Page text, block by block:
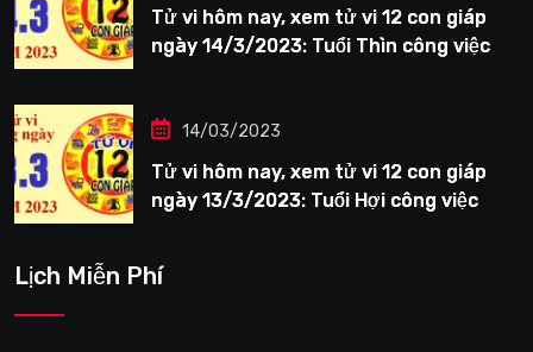
Tử vi hôm nay, xem tử vi 12 con giáp
ngày 14/3/2023: Tuổi Thìn công việc
14/03/2023
Tử vi hôm nay, xem tử vi 12 con giáp
ngày 13/3/2023: Tuổi Hợi công việc
Lịch Miễn Phí